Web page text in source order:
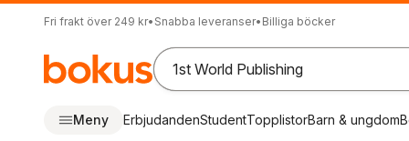
Fri frakt över 249 kr• Snabba leveranser• Billiga böcker
Meny ErbjudandenStudentTopplistorBarn & ungdom